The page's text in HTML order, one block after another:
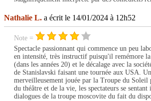
Nathalie L. a écrit le 14/01/2024 à 12h52
Note =
Spectacle passionnant qui commence un peu
en intensité, très instructif puisqu'il remémore la
(dans les années 20) et le décalage avec la
de Stanislavski faisant une tournée aux USA.
merveilleusement jouée par la Troupe du Soleil
du théâtre et de la vie, les spectateurs se sentant
dialogues de la troupe moscovite du fait du